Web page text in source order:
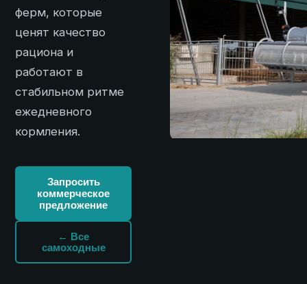
ферм, которые
ценят качество
рациона и
работают в
стабильном ритме
ежедневного
кормления.
Запросить
коммерческое
предложение
← Все
самоходные